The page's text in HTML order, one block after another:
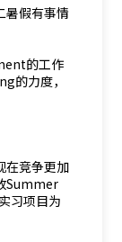
暑假有事情
的工作
的力度，
在竞争更加
Summer
习项目为